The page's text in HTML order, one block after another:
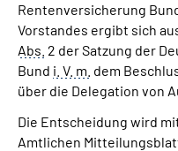
Rentenversicherung
Vorstandes ergibt sich
Abs. 2 der Satzung der
Bund i. V. m. dem
über die Delegation von
Die Entscheidung wird
Amtlichen